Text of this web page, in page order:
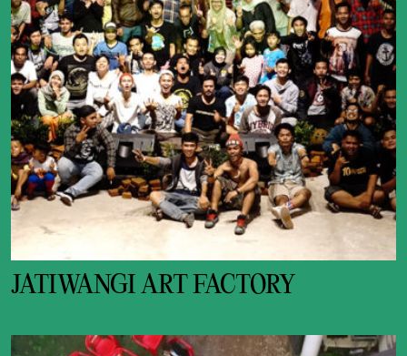
JATIWANGI ART FACTORY